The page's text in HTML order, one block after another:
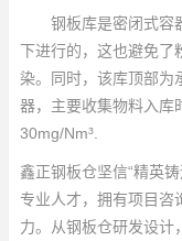
钢板库是密闭式容器
下进行的，这也避免了
染。同时，该库顶部为
器，主要收集物料入库
30mg/Nm³.
鑫正钢板仓坚信“精英
专业人才，拥有项目咨
力。从钢板仓研发设计